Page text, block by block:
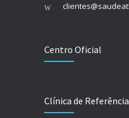
Centro Oficial
Clínica de Referência